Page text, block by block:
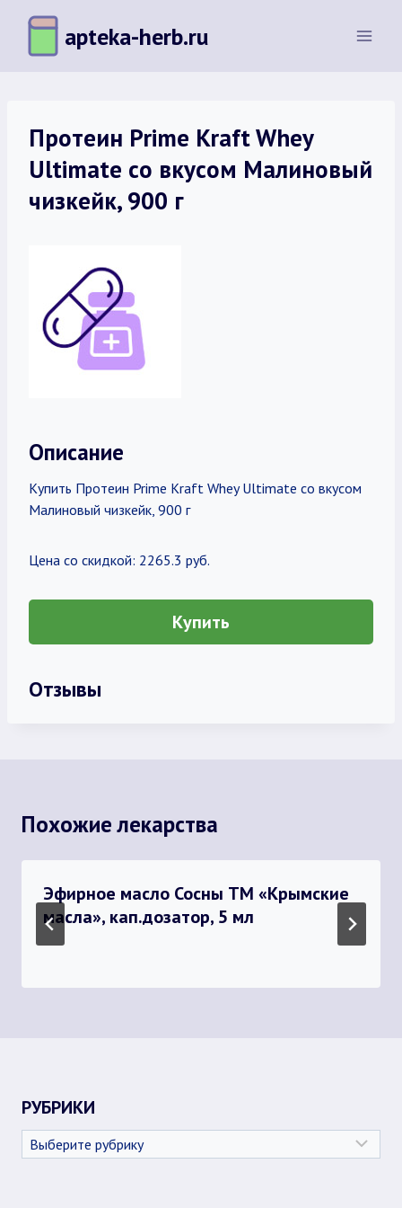
Перейти
содержимому
apteka-herb.ru
Протеин Prime Kraft Whey
Ultimate со вкусом Малиновый
чизкейк, 900 г
Описание
Купить Протеин Prime Kraft Whey Ultimate со вкусом
Малиновый чизкейк, 900 г
Цена со скидкой: 2265.3 руб.
Купить
Отзывы
Похожие лекарства
Эфирное масло Сосны ТМ «Крымские
масла», кап.дозатор, 5 мл
РУБРИКИ
Рубрики